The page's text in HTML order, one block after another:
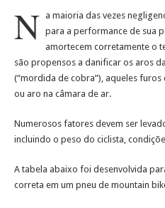
N a maioria das vezes
para a performance de sua
amortecem corretamente o
são propensos a danificar os aros
(“mordida de cobra”), aqueles
ou aro na câmara de ar.
Numerosos fatores devem ser
incluindo o peso do ciclista,
A tabela abaixo foi desenvolvida
correta em um pneu de mountain